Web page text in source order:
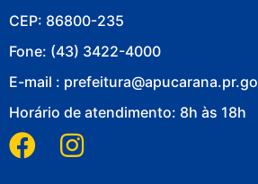
CEP: 86800-235
Fone: (43) 3422-4000
E-mail :
Horário de atendimento: 8h às 18h